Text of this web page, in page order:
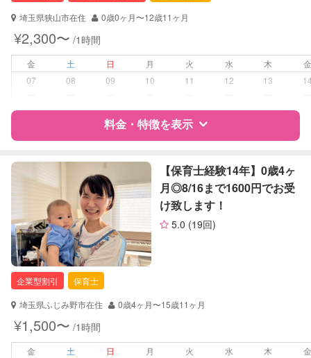
対応可能/特徴
送迎サポート
お泊まり保育
対応可否は個別に相談
レッスン なし
お引き受けしていません
お子様の撮影
（定期特典）
対応不可
埼玉県狭山市在住
0歳0ヶ月〜12歳11ヶ月
¥2,300〜 /1時間
金 土 日 月 火 水 木
07
08 09 10 11 12 13
料金・特徴を表示
特徴 料金 レビュー
サポートの特徴
資格
企業型割引対象(旧内閣府補助対象)
自治体届出済ベビーシッター
ドゥーラ協会認定産後ドゥーラ
管理栄養士
対応可能/特徴
子育て経験
【保育士経験14年】0歳4ヶ
月◎8/16まで1600円でお受
け致します！
5.0 (19回)
企業型割引
保育士
埼玉県ふじみ野市在住
0歳4ヶ月〜15歳11ヶ月
¥1,500〜 /1時間
金 土 日 月 火 水 木